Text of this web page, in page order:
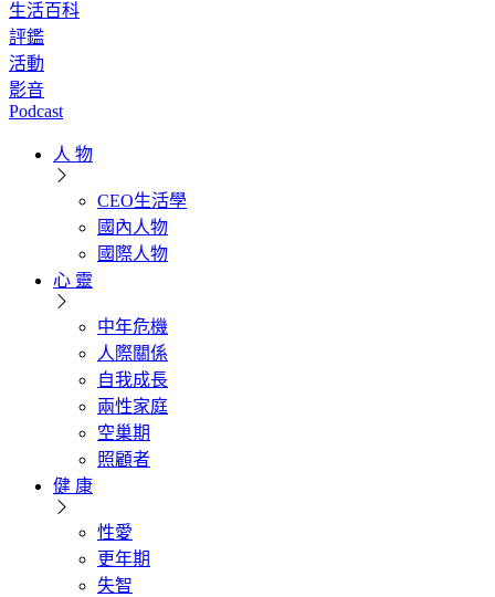
生活百科
評鑑
活動
影音
Podcast
人 物
CEO生活學
國內人物
國際人物
心 靈
中年危機
人際關係
自我成長
兩性家庭
空巢期
照顧者
健 康
性愛
更年期
失智